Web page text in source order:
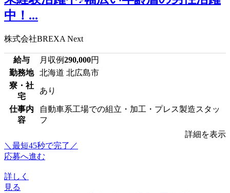
中！...
株式会社BREXA Next
給与 月収例290,000円
勤務地
北海道 北広島市
寮・社
宅
あり
仕事内
容
自動車系工場での組立・加工・プレス製造スタッ
フ
詳細を表示
＼最短45秒で完了／
応募へ進む
詳しく
見る